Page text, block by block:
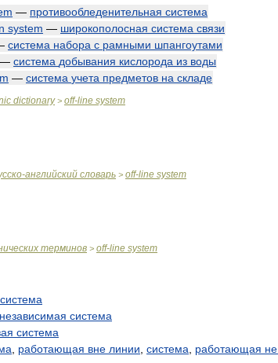
— противообледенительная система
system — широкополосная система связи
система набора с рамными шпангоутами
— система добывания кислорода из воды
— система учета предметов на складе
dictionary> off-line system
-английский словарь > off-line system
терминов > off-line system
система
независимая система
система
работающая вне линии система работающая не